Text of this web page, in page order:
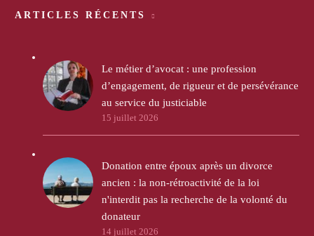
ARTICLES RÉCENTS
Le métier d’avocat : une profession
d’engagement, de rigueur et de persévérance
au service du justiciable
15 juillet 2026
Donation entre époux après un divorce
ancien : la non-rétroactivité de la loi
n'interdit pas la recherche de la volonté du
donateur
14 juillet 2026